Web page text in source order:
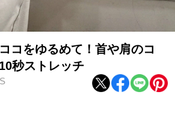
コをゆるめて！首や肩のコ
秒ストレッチ